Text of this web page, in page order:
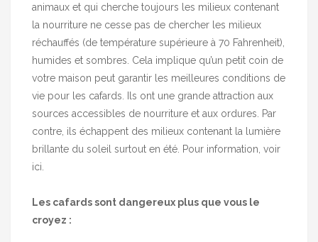
animaux et qui cherche toujours les milieux contenant
la nourriture ne cesse pas de chercher les milieux
réchauffés (de température supérieure à 70 Fahrenheit),
humides et sombres. Cela implique qu’un petit coin de
votre maison peut garantir les meilleures conditions de
vie pour les cafards. Ils ont une grande attraction aux
sources accessibles de nourriture et aux ordures. Par
contre, ils échappent des milieux contenant la lumière
brillante du soleil surtout en été. Pour information, voir
ici.
Les cafards sont dangereux plus que vous le
croyez :